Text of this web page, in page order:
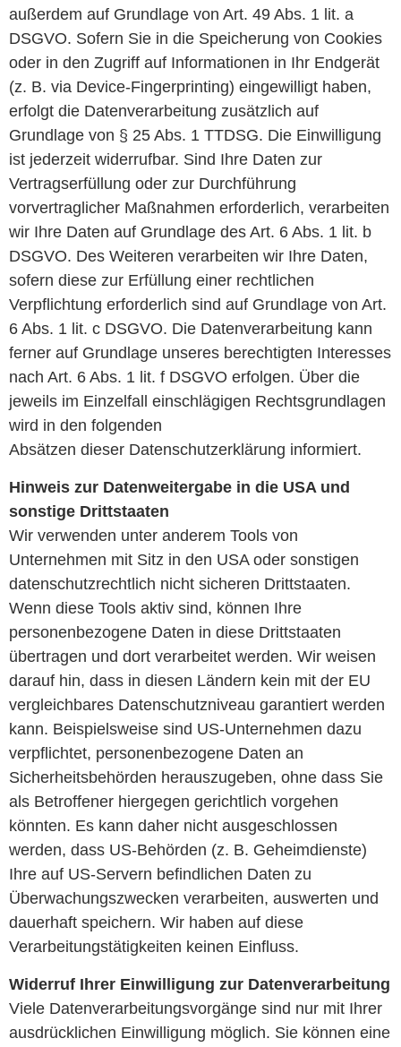
außerdem auf Grundlage von Art. 49 Abs. 1 lit. a
DSGVO. Sofern Sie in die Speicherung von Cookies
oder in den Zugriff auf Informationen in Ihr Endgerät
(z. B. via Device-Fingerprinting) eingewilligt haben,
erfolgt die Datenverarbeitung zusätzlich auf
Grundlage von § 25 Abs. 1 TTDSG. Die Einwilligung
ist jederzeit widerrufbar. Sind Ihre Daten zur
Vertragserfüllung oder zur Durchführung
vorvertraglicher Maßnahmen erforderlich, verarbeiten
wir Ihre Daten auf Grundlage des Art. 6 Abs. 1 lit. b
DSGVO. Des Weiteren verarbeiten wir Ihre Daten,
sofern diese zur Erfüllung einer rechtlichen
Verpflichtung erforderlich sind auf Grundlage von Art.
6 Abs. 1 lit. c DSGVO. Die Datenverarbeitung kann
ferner auf Grundlage unseres berechtigten Interesses
nach Art. 6 Abs. 1 lit. f DSGVO erfolgen. Über die
jeweils im Einzelfall einschlägigen Rechtsgrundlagen
wird in den folgenden
Absätzen dieser Datenschutzerklärung informiert.
Hinweis zur Datenweitergabe in die USA und
sonstige Drittstaaten
Wir verwenden unter anderem Tools von
Unternehmen mit Sitz in den USA oder sonstigen
datenschutzrechtlich nicht sicheren Drittstaaten.
Wenn diese Tools aktiv sind, können Ihre
personenbezogene Daten in diese Drittstaaten
übertragen und dort verarbeitet werden. Wir weisen
darauf hin, dass in diesen Ländern kein mit der EU
vergleichbares Datenschutzniveau garantiert werden
kann. Beispielsweise sind US-Unternehmen dazu
verpflichtet, personenbezogene Daten an
Sicherheitsbehörden herauszugeben, ohne dass Sie
als Betroffener hiergegen gerichtlich vorgehen
könnten. Es kann daher nicht ausgeschlossen
werden, dass US-Behörden (z. B. Geheimdienste)
Ihre auf US-Servern befindlichen Daten zu
Überwachungszwecken verarbeiten, auswerten und
dauerhaft speichern. Wir haben auf diese
Verarbeitungstätigkeiten keinen Einfluss.
Widerruf Ihrer Einwilligung zur Datenverarbeitung
Viele Datenverarbeitungsvorgänge sind nur mit Ihrer
ausdrücklichen Einwilligung möglich. Sie können eine